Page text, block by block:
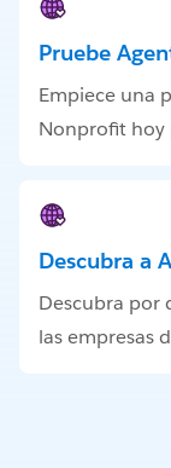
Pruebe
Empiece una
Nonprofit hoy
Descubra a
Descubra por
las empresas